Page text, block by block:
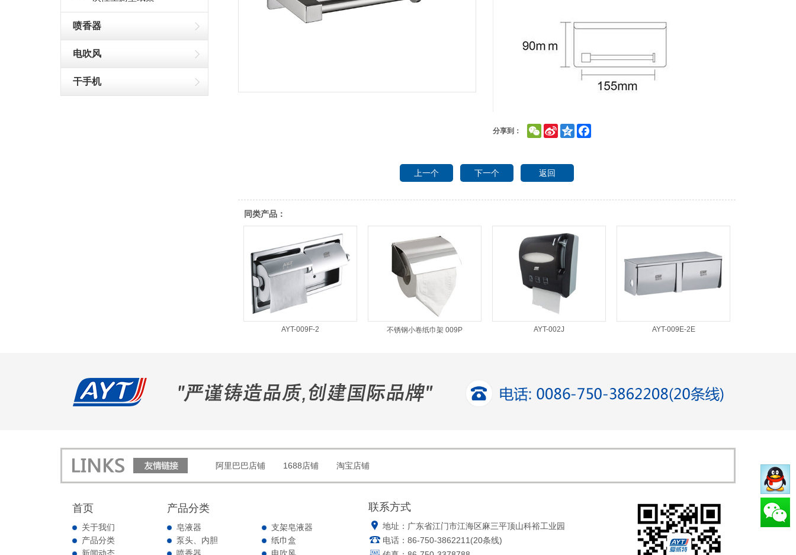
喷香器
电吹风
干手机
分享到： WeChatSina
Weibo
Qzone
上一个 下一个 返回
同类产品：
AYT-009F-2 不锈钢小卷纸巾架 009P AYT-002J AYT-009E-2E
阿里巴巴店铺 1688店铺 淘宝店铺
首页
关于我们
产品分类
产品分类
皂液器
支架皂液器
泵头、内胆
纸巾盒
联系方式
地址：广东省江门市江海区麻三平顶山科裕工业园
电话：86-750-3862211(20条线)